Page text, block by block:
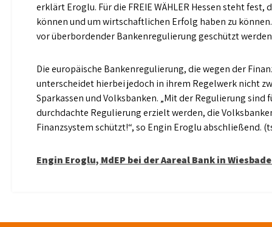
erklärt Eroglu. Für die FREIE WÄHLER Hessen steht
können und um wirtschaftlichen Erfolg haben zu
vor überbordender Bankenregulierung geschützt
Die europäische Bankenregulierung, die wegen der
unterscheidet hierbei jedoch in ihrem Regelwerk nicht
Sparkassen und Volksbanken. „Mit der Regulierung
durchdachte Regulierung erzielt werden, die
Finanzsystem schützt!“, so Engin Eroglu abschließend.
Beitragsnavigation
Engin Eroglu, MdEP bei der Aareal Bank in